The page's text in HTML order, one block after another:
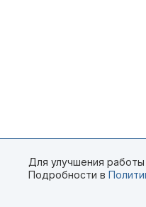
Для улучшения
Подробности в